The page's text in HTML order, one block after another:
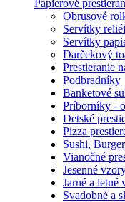
Papierové
Obrusové
Servítky
Servítky
Darčekový
Prestieranie
Podbradníky
Banketové
Príborníky -
Detské
Pizza
Sushi,
Vianočné
Jesenné
Jarné a letné
Svadobné a